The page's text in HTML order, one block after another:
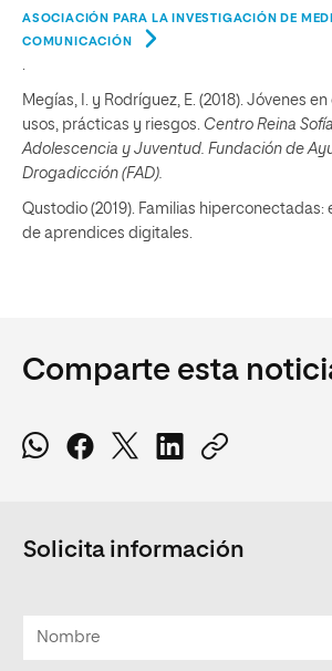
ASOCIACIÓN PARA LA INVESTIGACIÓN DE
COMUNICACIÓN
.
Megías, I. y Rodríguez, E. (2018). Jóvenes
usos, prácticas y riesgos. Centro Reina
Adolescencia y Juventud. Fundación de
Drogadicción (FAD).
Qustodio (2019). Familias hiperconectadas:
de aprendices digitales.
Comparte esta
Solicita información